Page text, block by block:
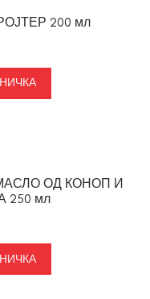
200 мл
ОД КОНОП И
250 мл